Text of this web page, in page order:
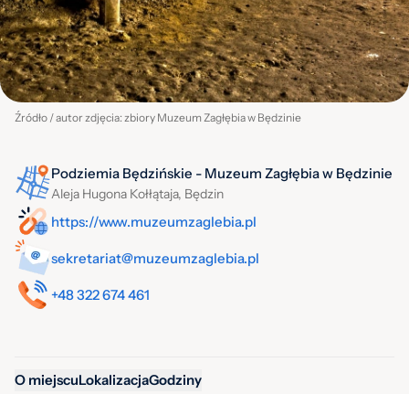
Źródło / autor zdjęcia: zbiory Muzeum Zagłębia w Będzinie
Podziemia Będzińskie - Muzeum Zagłębia w Będzinie
Aleja Hugona Kołłątaja, Będzin
https://www.muzeumzaglebia.pl
sekretariat@muzeumzaglebia.pl
+48 322 674 461
O miejscuLokalizacjaGodziny